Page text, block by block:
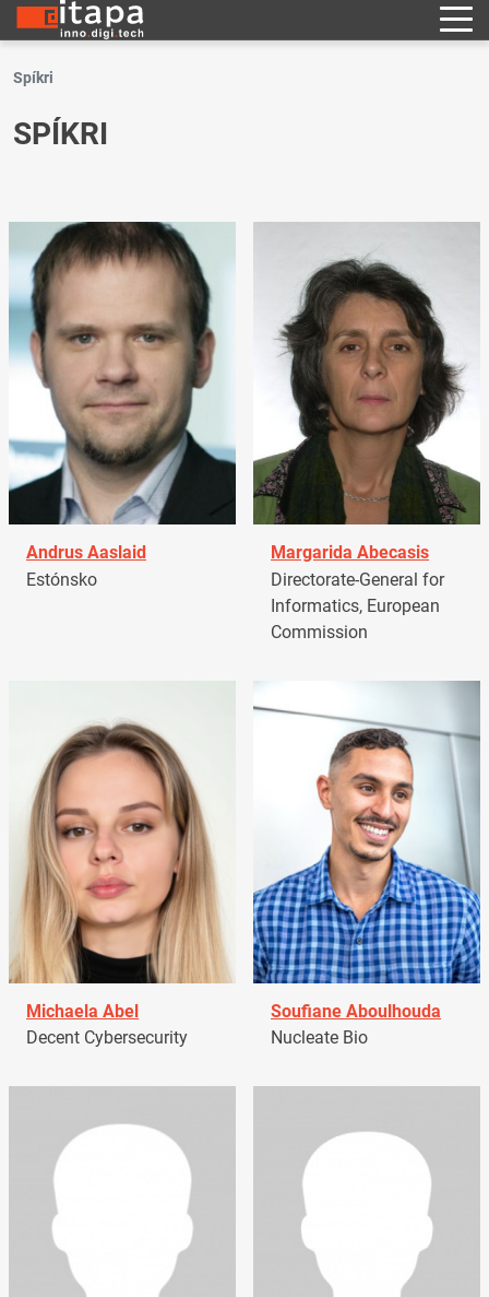
Spíkri
SPÍKRI
Andrus Aaslaid
Estónsko
Margarida Abecasis
Directorate-General for
Informatics, European
Commission
Michaela Abel
Decent Cybersecurity
Soufiane Aboulhouda
Nucleate Bio